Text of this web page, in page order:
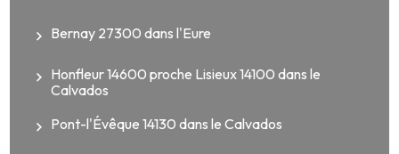
Bernay 27300 dans l'Eure
Honfleur 14600 proche Lisieux 14100 dans le
Calvados
Pont-l'Évêque 14130 dans le Calvados